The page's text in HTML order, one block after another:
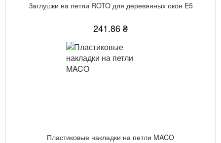
Заглушки на петли ROTO для деревянных окон E5
241.86 ₴
Пластиковые накладки на петли MACO